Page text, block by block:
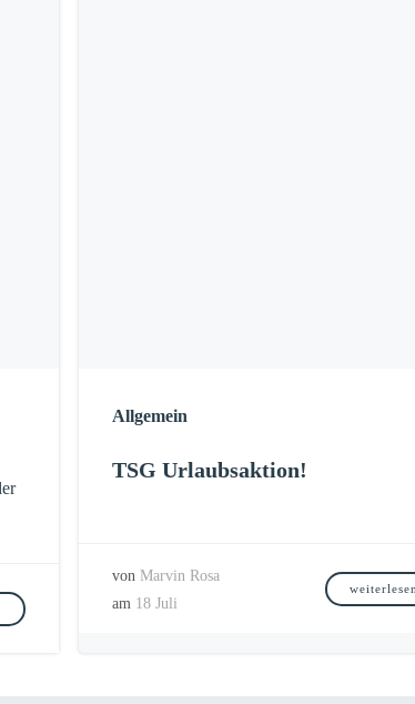
Allgemein
TSG Urlaubsaktion!
von Marvin Rosa
am 18 Juli
weiterlesen